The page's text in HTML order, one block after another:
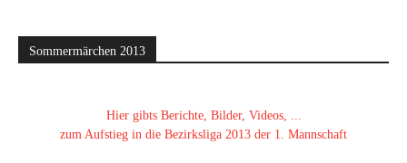
Sommermärchen 2013
Hier gibts Berichte, Bilder, Videos, ...
zum Aufstieg in die Bezirksliga 2013 der 1. Mannschaft